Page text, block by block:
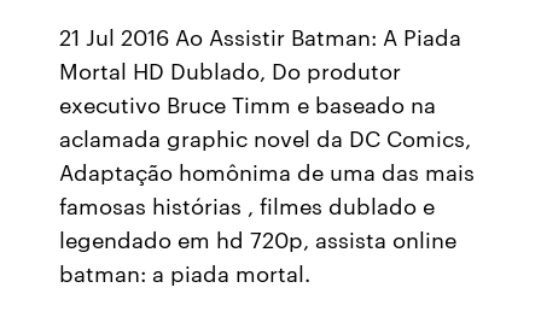
21 Jul 2016 Ao Assistir Batman: A Piada
Mortal HD Dublado, Do produtor
executivo Bruce Timm e baseado na
aclamada graphic novel da DC Comics,
Adaptação homônima de uma das mais
famosas histórias , filmes dublado e
legendado em hd 720p, assista online
batman: a piada mortal.